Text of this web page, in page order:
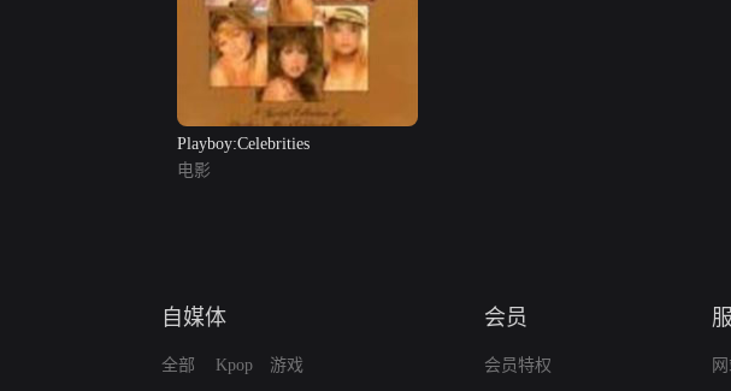
Playboy:Celebrities
电影
自媒体
全部 Kpop 游戏
会员
会员特权